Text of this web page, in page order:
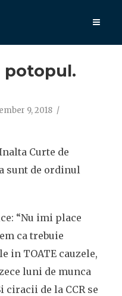
potopul.
9, 2018
Curte de
sunt de ordinul
“Nu imi place
ca trebuie
in TOATE cauzele,
luni de munca
ciracii de la CCR se